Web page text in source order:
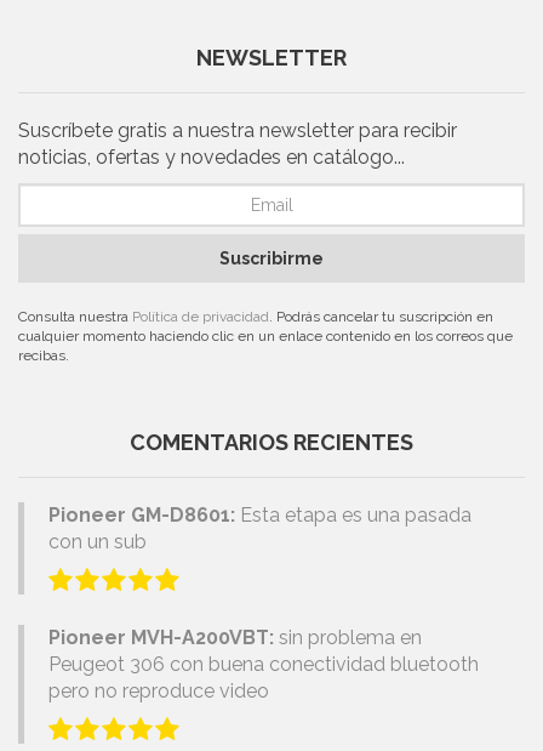
NEWSLETTER
Suscríbete gratis a nuestra newsletter para recibir
noticias, ofertas y novedades en catálogo...
Suscribirme
Consulta nuestra Política de privacidad. Podrás cancelar tu suscripción en
cualquier momento haciendo clic en un enlace contenido en los correos que
recibas.
COMENTARIOS RECIENTES
Pioneer GM-D8601: Esta etapa es una pasada
con un sub
Pioneer MVH-A200VBT: sin problema en
Peugeot 306 con buena conectividad bluetooth
pero no reproduce video